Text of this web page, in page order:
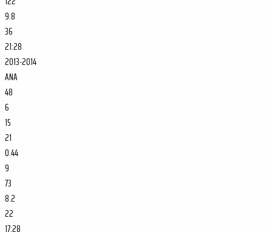
9.8
36
21:28
2013-2014
ANA
48
6
15
21
0.44
9
73
8.2
22
17:28